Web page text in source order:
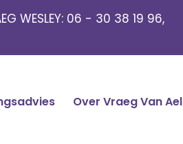
WESLEY: 06 - 30 38 19 96,
Over Vraeg Van